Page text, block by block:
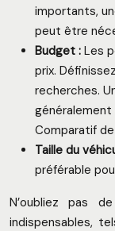
importants,
peut être
Budget : Les
prix.
recherches.
Comparatif
Taille du
préférable
N’oubliez pas
indispensables,